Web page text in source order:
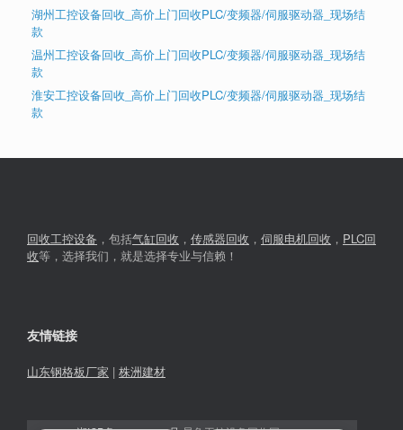
湖州工控设备回收_高价上门回收PLC/变频器/伺服驱动器_现场结
款
温州工控设备回收_高价上门回收PLC/变频器/伺服驱动器_现场结
款
淮安工控设备回收_高价上门回收PLC/变频器/伺服驱动器_现场结
款
回收工控设备 ，包括气缸回收 ， 传感器回收 ， 伺服电机回收 ， PLC回
收等，选择我们，就是选择专业与信赖！
友情链接
山东钢格板厂家 | 株洲建材